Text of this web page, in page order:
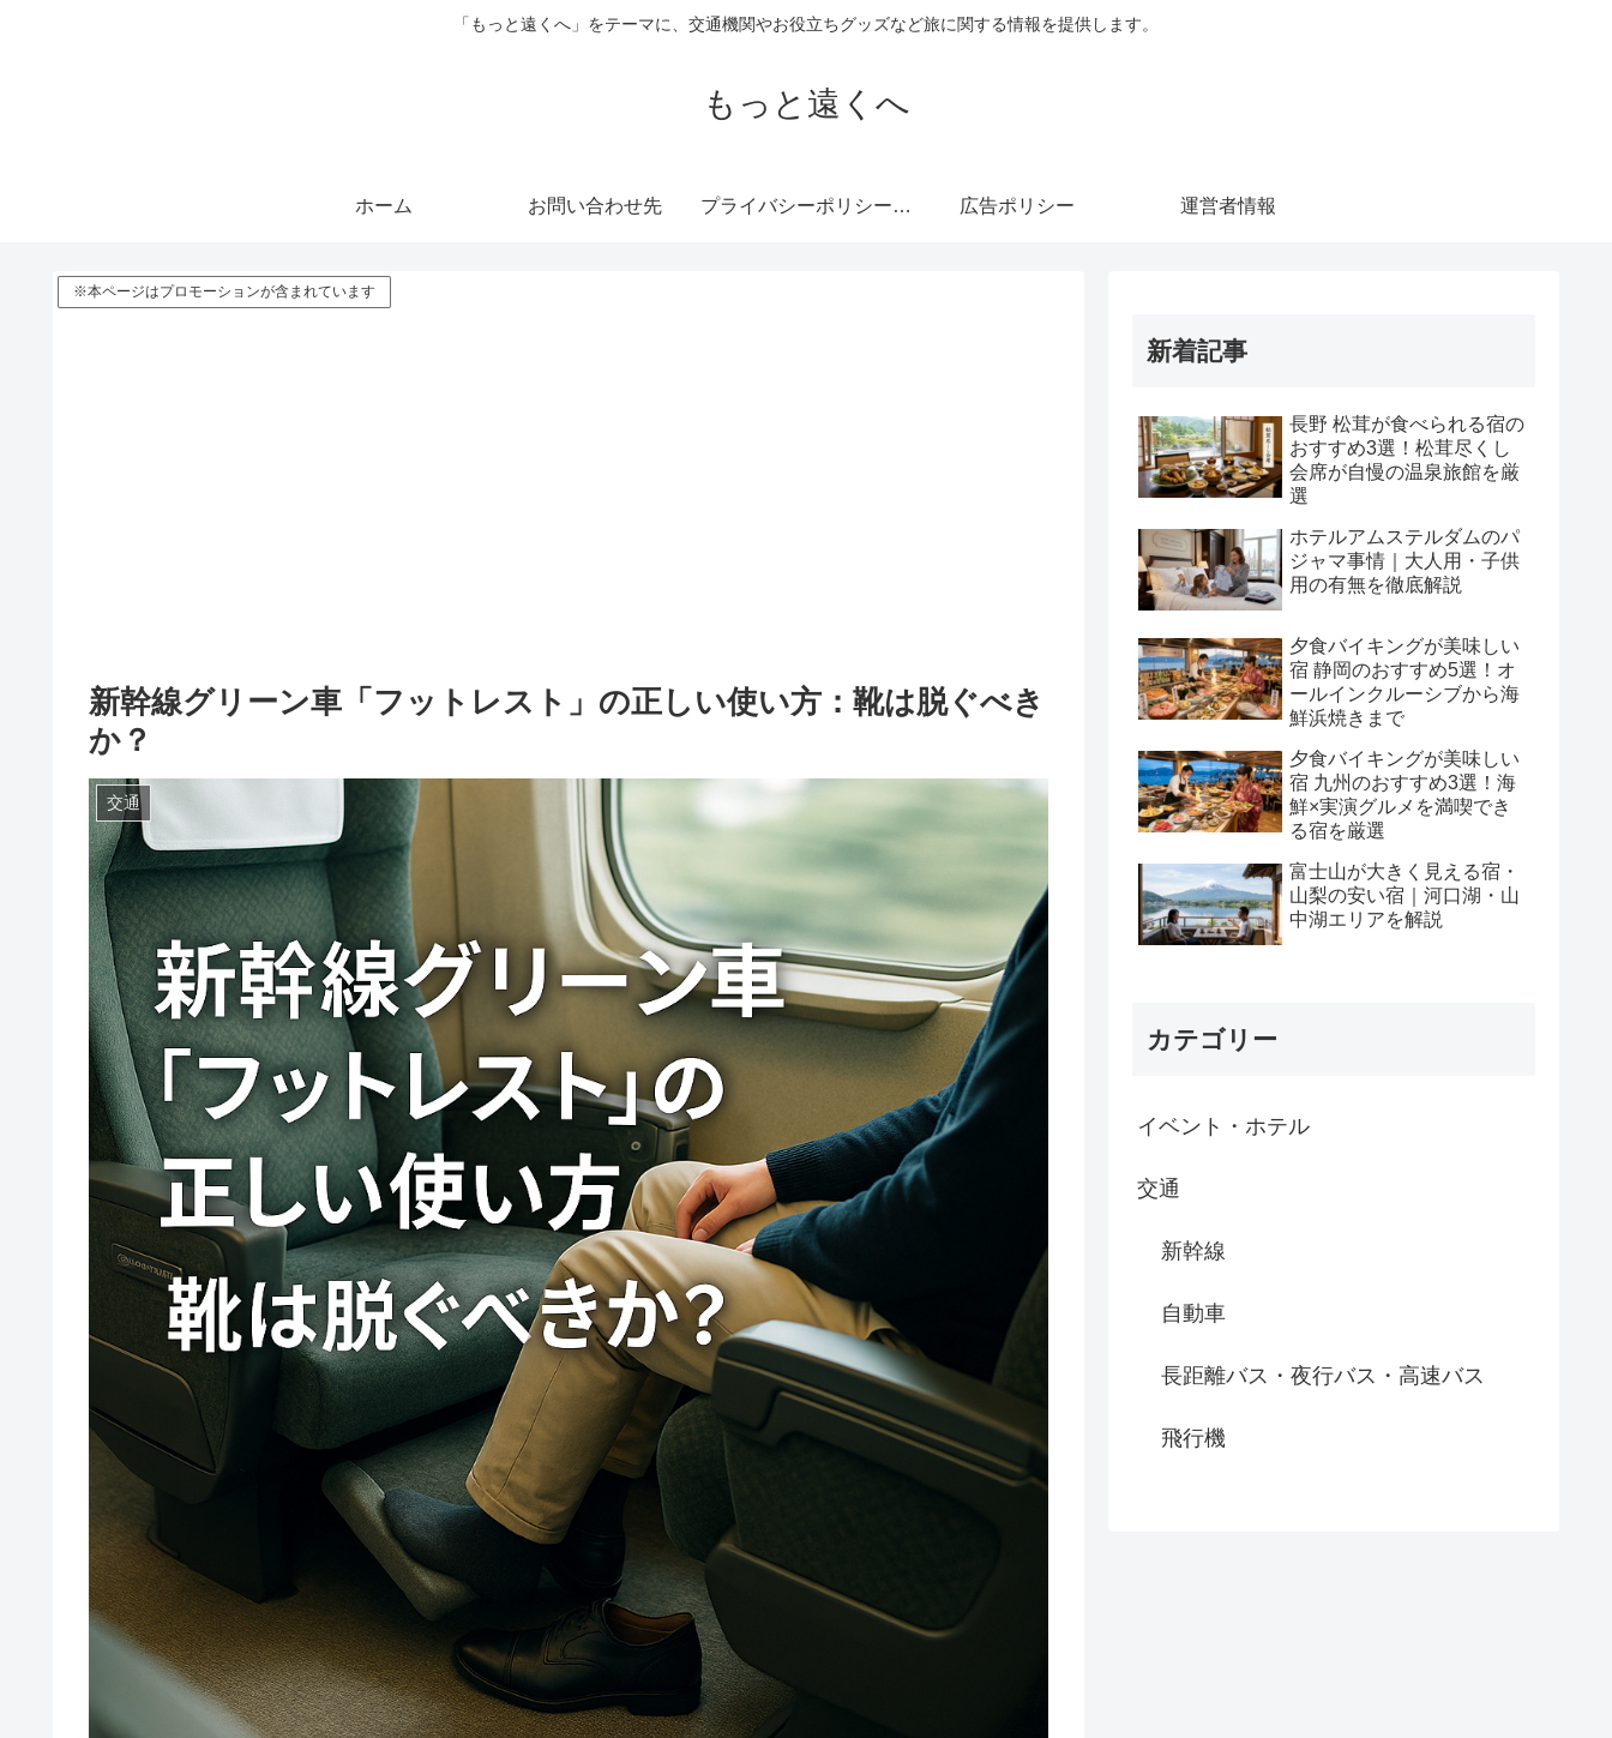
「もっと遠くへ」をテーマに、交通機関やお役立ちグッズなど旅に関する情報を提供します。
もっと遠くへ
ホーム お問い合わせ先 プライバシーポリシー・免責事項 広告ポリシー 運営者情報
※本ページはプロモーションが含まれています
新幹線グリーン車「フットレスト」の正しい使い方：靴は脱ぐべき
か？
交通
新着記事
長野 松茸が食べられる宿の
おすすめ3選！松茸尽くし
会席が自慢の温泉旅館を厳
選
ホテルアムステルダムのパ
ジャマ事情｜大人用・子供
用の有無を徹底解説
夕食バイキングが美味しい
宿 静岡のおすすめ5選！オ
ールインクルーシブから海
鮮浜焼きまで
夕食バイキングが美味しい
宿 九州のおすすめ3選！海
鮮×実演グルメを満喫でき
る宿を厳選
富士山が大きく見える宿・
山梨の安い宿｜河口湖・山
中湖エリアを解説
カテゴリー
イベント・ホテル
交通
新幹線
自動車
長距離バス・夜行バス・高速バス
飛行機